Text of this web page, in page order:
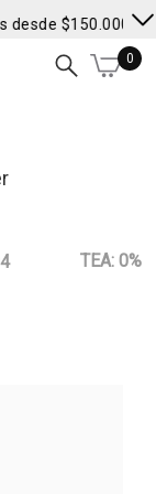
desde $150.000 •
0
TEA: 0%